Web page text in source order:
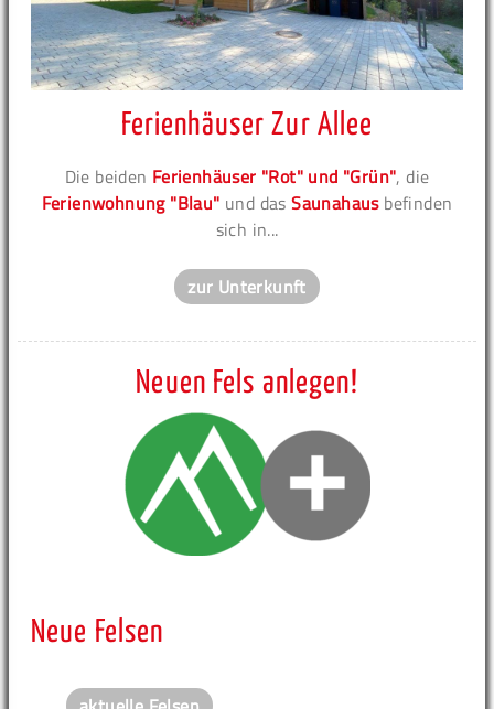
Ferienhäuser Zur Allee
Die beiden Ferienhäuser "Rot" und "Grün", die
Ferienwohnung "Blau" und dasSaunahausbefinden
sich in...
zur Unterkunft
Neuen Fels anlegen!
Neue Felsen